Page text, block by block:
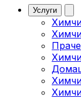
Услуги